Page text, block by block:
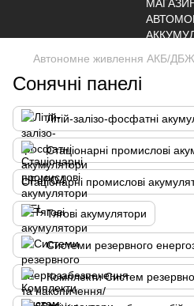
Автономне живлення АКБ/
Сонячні панелі
Літій-залізо-фосфатні
Стаціонарні промислові
Стаціонарні промислові
Тягові акумулятори